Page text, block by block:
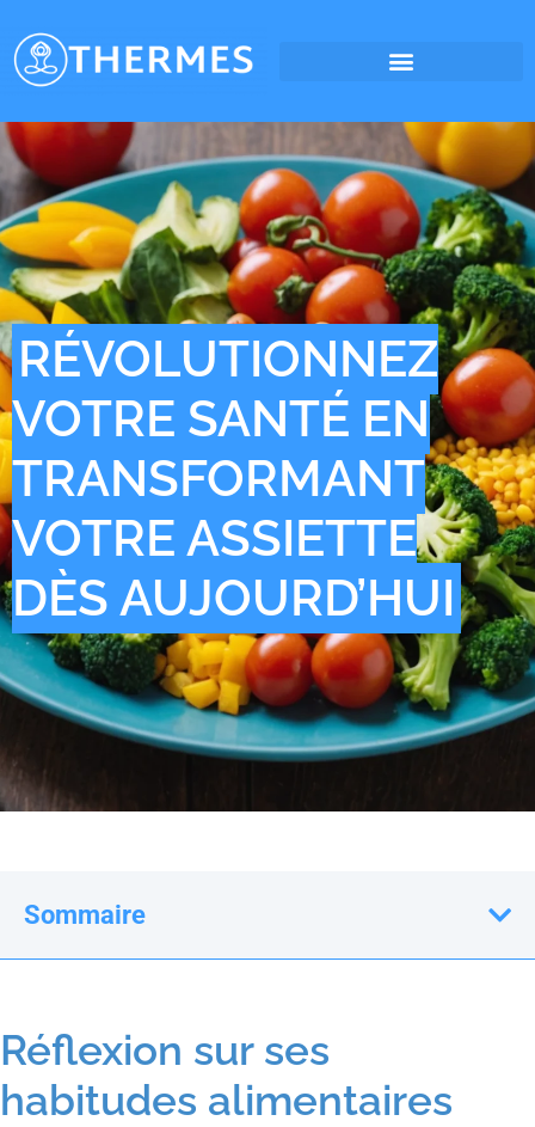
RÉVOLUTIONNEZ
VOTRE SANTÉ EN
TRANSFORMANT
VOTRE ASSIETTE
DÈS AUJOURD’HUI
Sommaire
Réflexion sur ses
habitudes alimentaires